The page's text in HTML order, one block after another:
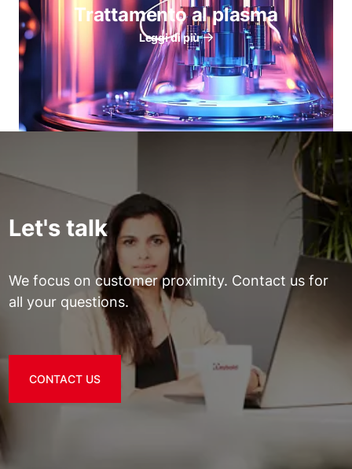
Trattamento al plasma
Leggi di più
Let's talk
We focus on customer proximity. Contact us for
all your questions.
CONTACT US